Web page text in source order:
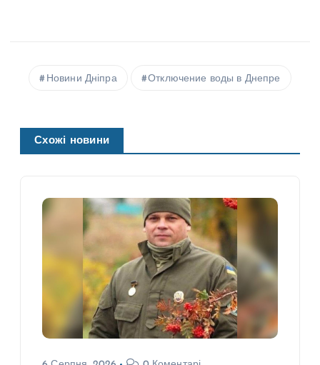
Новини Дніпра Отключение воды в Днепре
Схожі новини